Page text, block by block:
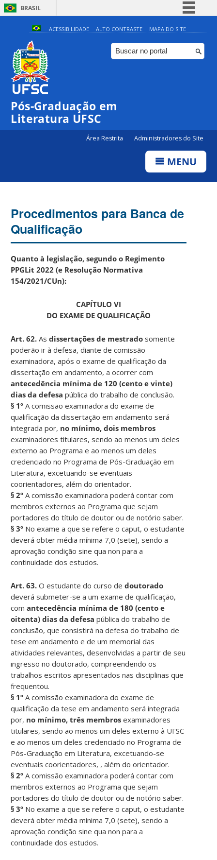
BRASIL
Simplifique!
Comunica BR
Participe
ACESSIBILIDADE ALTO CONTRASTE MAPA DO SITE
Pós-Graduação em
Literatura UFSC
Área Restrita Administradores do Site
MENU
Procedimentos para Banca de
Qualificação
Quanto à legislação, segundo o Regimento
PPGLit 2022 (e Resolução Normativa
154/2021/CUn):
CAPÍTULO VI
DO EXAME DE QUALIFICAÇÃO
Art. 62. Asdissertações de mestrado somente
poderão ir à defesa, diante de comissão
examinadora, após o exame de qualificação da
dissertação em andamento, a ocorrer com
antecedência mínima de 120 (cento e vinte)
dias da defesa pública do trabalho de conclusão.
§ 1º A comissão examinadora do exame de
qualificação da dissertação em andamento será
integrada por, no mínimo, dois membros
examinadores titulares, sendo ao menos um deles
externo ao Programa e ao menos um deles
credenciado no Programa de Pós-Graduação em
Literatura, excetuando-se eventuais
coorientadores, além do orientador.
§ 2º A comissão examinadora poderá contar com
membros externos ao Programa que sejam
portadores do título de doutor ou de notório saber.
§ 3º No exame a que se refere o caput, o estudante
deverá obter média mínima 7,0 (sete), sendo a
aprovação condição sine qua non para a
continuidade dos estudos.
Art. 63. O estudante do curso de doutorado
deverá submeter-se a um exame de qualificação,
comantecedência mínima de 180 (cento e
oitenta) dias da defesa pública do trabalho de
conclusão, que consistirá na defesa do trabalho de
tese em andamento e de um memorial das
atividades relevantes, desenvolvidas a partir de seu
ingresso no doutorado, compreendendo os
trabalhos escritos apresentados nas disciplinas que
frequentou.
§ 1º A comissão examinadora do exame de
qualificação da tese em andamento será integrada
por, no mínimo, três membros examinadores
titulares, sendo ao menos um deles externo à UFSC
e ao menos um deles credenciado no Programa de
Pós-Graduação em Literatura, excetuando-se
eventuais coorientadores, , além do orientador.
§ 2º A comissão examinadora poderá contar com
membros externos ao Programa que sejam
portadores do título de doutor ou de notório saber.
§ 3º No exame a que se refere o caput, o estudante
deverá obter média mínima 7,0 (sete), sendo a
aprovação condição sine qua non para a
continuidade dos estudos.